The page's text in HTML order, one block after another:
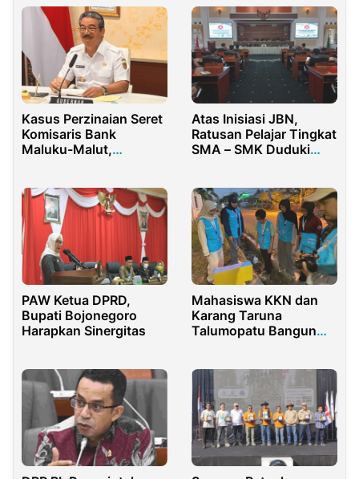
Kasus Perzinaian Seret
Komisaris Bank
Maluku-Malut,
Ambil Sikap Tegas
Atas Inisiasi JBN,
Ratusan Pelajar Tingkat
SMA – SMK Duduki
PAW Ketua DPRD,
Bupati Bojonegoro
Harapkan Sinergitas
Mahasiswa KKN dan
Karang Taruna
Talumopatu Bangun